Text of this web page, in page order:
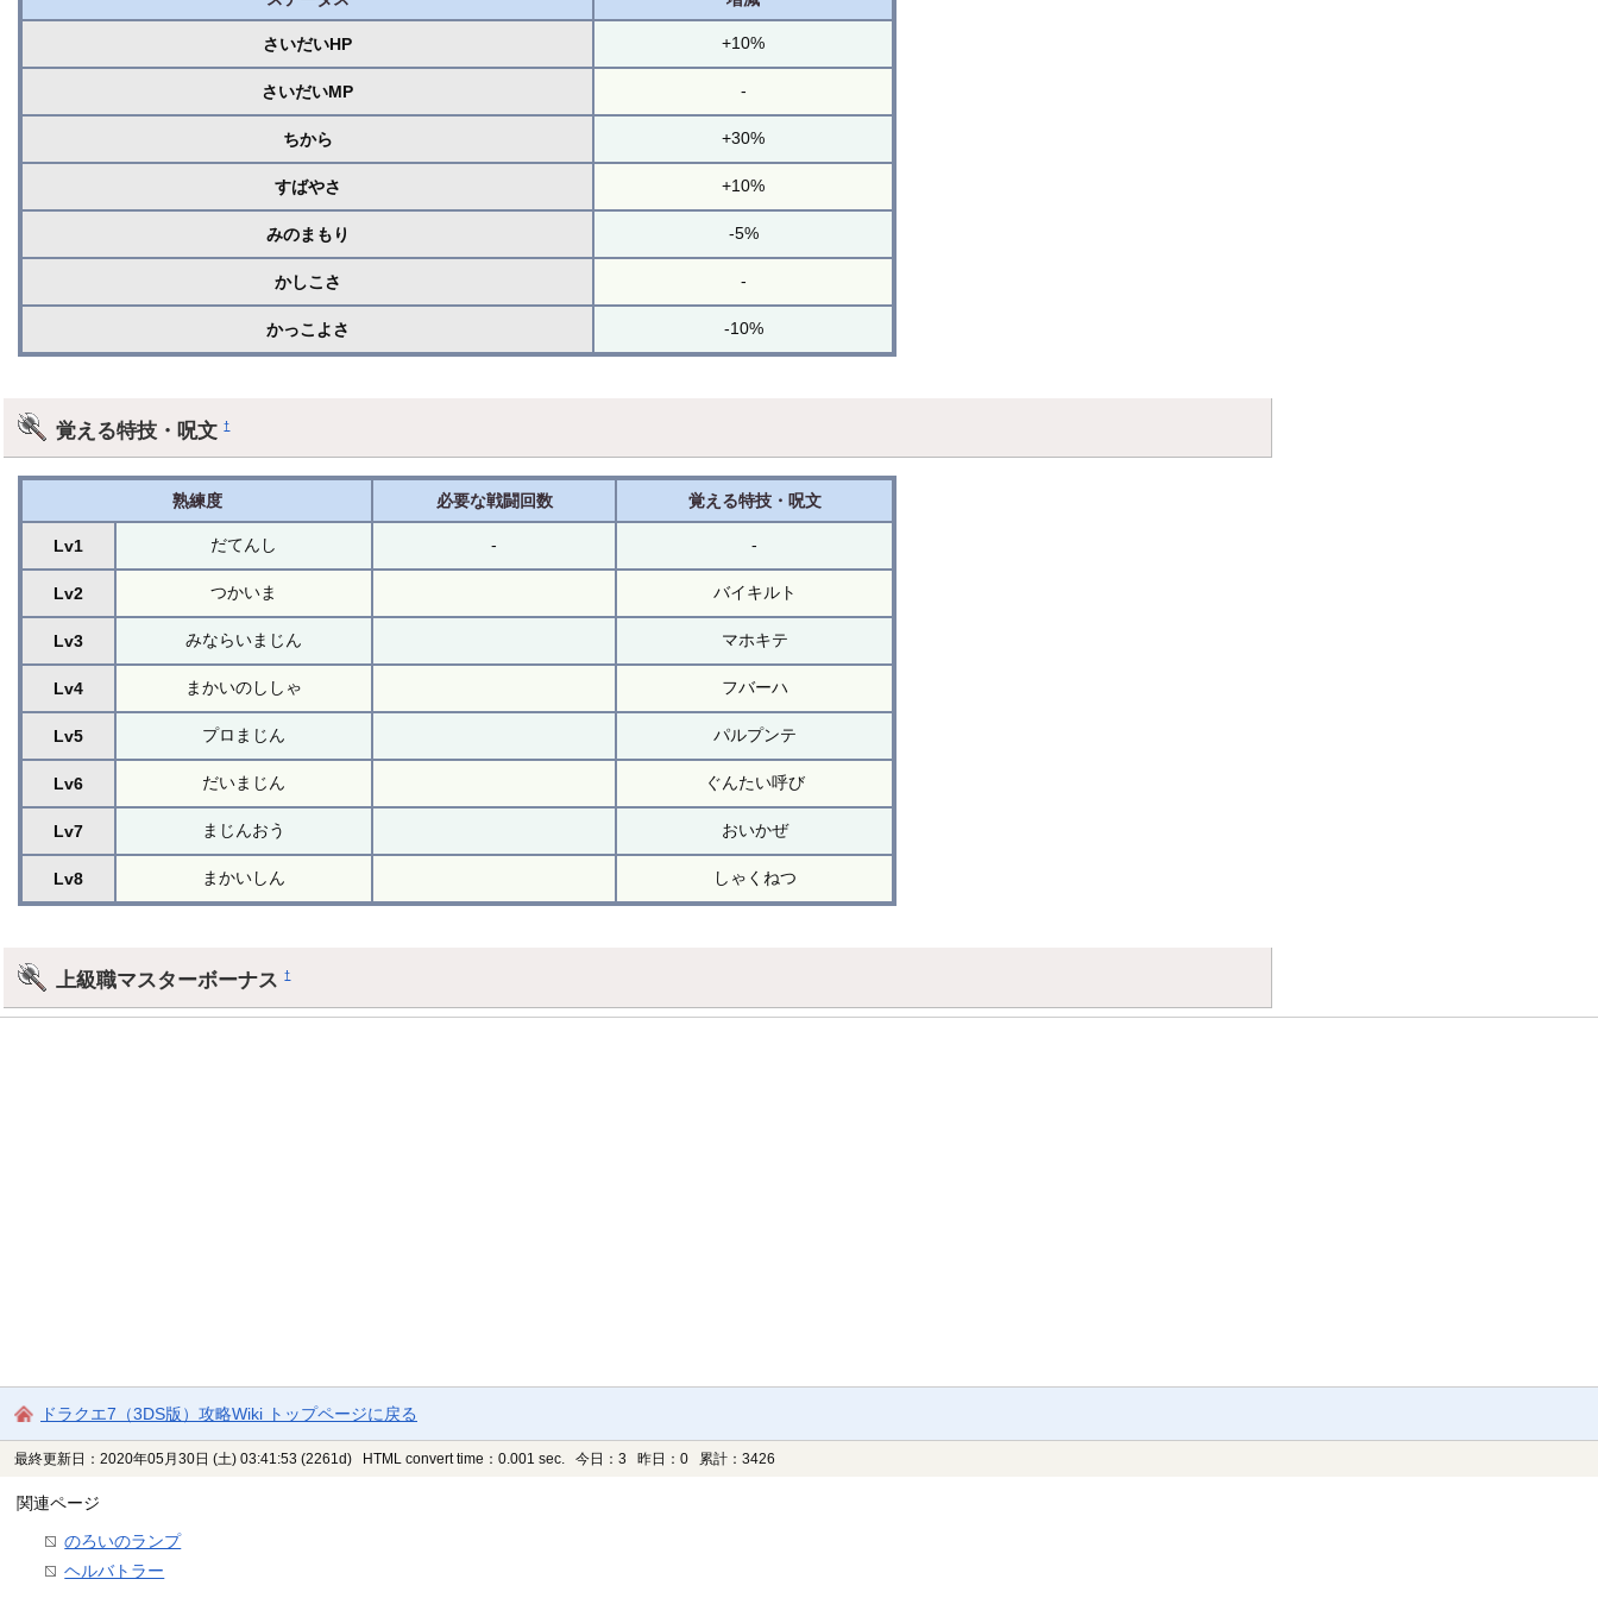
さいだいHP +10%
さいだいMP -
ちから +30%
すばやさ +10%
みのまもり -5%
かしこさ -
かっこよさ -10%
覚える特技・呪文†
熟練度 必要な戦闘回数 覚える特技・呪文
Lv1 だてんし - -
Lv2 つかいま バイキルト
Lv3 みならいまじん マホキテ
Lv4 まかいのししゃ フバーハ
Lv5 プロまじん パルプンテ
Lv6 だいまじん ぐんたい呼び
Lv7 まじんおう おいかぜ
Lv8 まかいしん しゃくねつ
上級職マスターボーナス†
ドラクエ7（3DS版）攻略Wiki トップページに戻る
最終更新日：2020年05月30日 (土) 03:41:53 (2261d) HTML convert time：0.001 sec. 今日：3 昨日：0 累計：3426
関連ページ
のろいのランプ
ヘルバトラー